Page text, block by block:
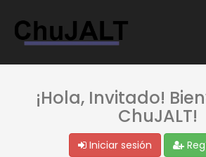
¡Hola, Invitado!
ChuJALT!
Iniciar sesión